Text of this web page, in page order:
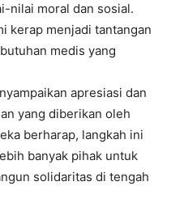
nilai moral dan sosial.
kerap menjadi tantangan
medis yang
apresiasi dan
yang diberikan oleh
berharap, langkah ini
banyak pihak untuk
solidaritas di tengah